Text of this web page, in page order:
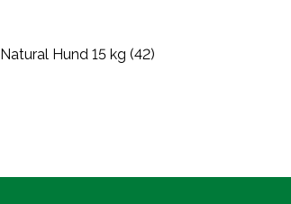
Natural Hund 15 kg (42)